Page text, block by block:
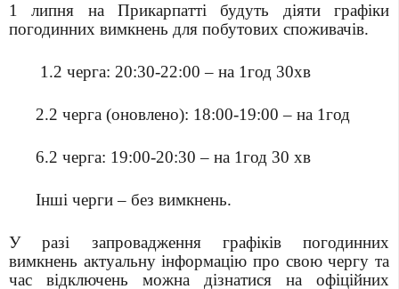
1 липня на Прикарпатті будуть діяти графіки
погодинних вимкнень для побутових споживачів.
1.2 черга: 20:30-22:00 – на 1год 30хв
2.2 черга (оновлено): 18:00-19:00 – на 1год
6.2 черга: 19:00-20:30 – на 1год 30 хв
Інші черги – без вимкнень.
У разі запровадження графіків погодинних
вимкнень актуальну інформацію про свою чергу та
час відключень можна дізнатися на офіційних